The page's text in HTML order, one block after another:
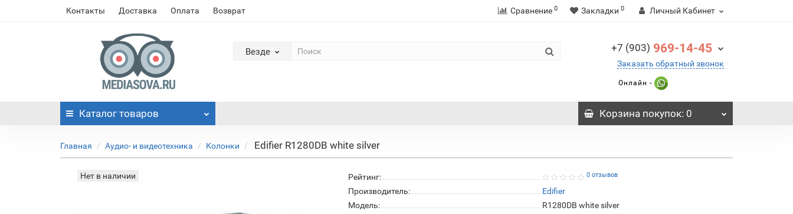
Контакты Доставка Оплата Возврат Сравнение 0 Закладки 0 Личный Кабинет
Везде +7 (903) 969-14-45
Заказать обратный звонок
Онлайн -
Каталог товаров Корзинапокупок: 0
Главная Аудио- и видеотехника Колонки Edifier R1280DB white silver
Нет в наличии Рейтинг: 0 отзывов
Производитель:
Edifier
Модель:
R1280DB white silver